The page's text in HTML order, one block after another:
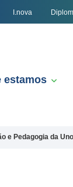
I.nova
estamos
e Pedagogia da